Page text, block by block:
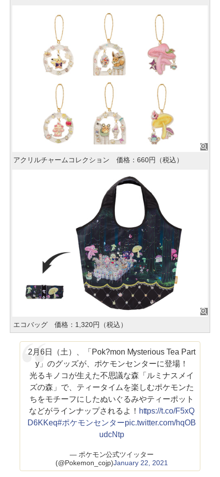
アクリルチャームコレクション 価格：660円（税込）
エコバッグ 価格：1,320円（税込）
2月6日（土）、「Pok?mon Mysterious Tea Part
y」のグッズが、ポケモンセンターに登場！
光るキノコが生えた不思議な森「ルミナスメイ
ズの森」で、ティータイムを楽しむポケモンた
ちをモチーフにしたぬいぐるみやティーポット
などがラインナップされるよ！ https://t.co/F5xQ
D6KKeq#ポケモンセンターpic.twitter.com/hqOB
udcNtp
— ポケモン公式ツイッター
(@Pokemon_cojp)January 22, 2021